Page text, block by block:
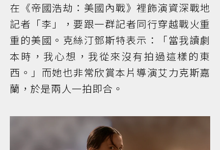
在《帝國浩劫：美國內戰》裡飾演資深戰地
記者「李」，要跟一群記者同行穿越戰火重
重的美國。克絲汀鄧斯特表示：「當我讀劇
本時，我心想，我從來沒有拍過這樣的東
西。」而她也非常欣賞本片導演艾力克斯嘉
蘭，於是兩人一拍即合。